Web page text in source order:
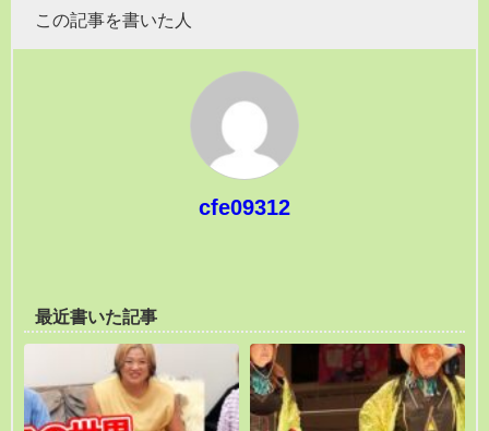
この記事を書いた人
cfe09312
最近書いた記事